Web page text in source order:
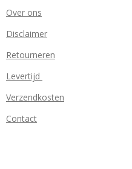
Over ons
Disclaimer
Retourneren
Levertijd
Verzendkosten
Contact